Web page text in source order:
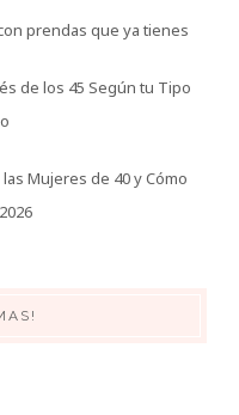
prendas que ya tienes
de los 45 Según tu Tipo
Mujeres de 40 y Cómo